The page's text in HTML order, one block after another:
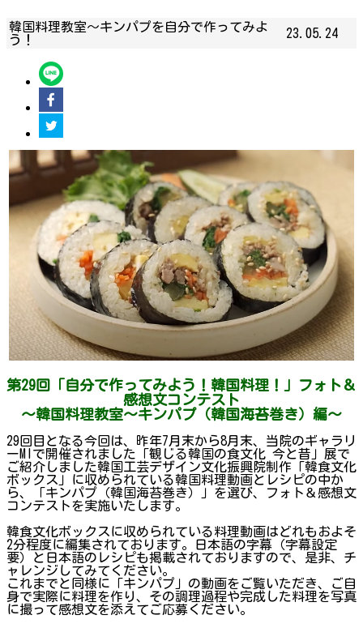
韓国料理教室〜キンパプを自分で作ってみよ
う！
23.05.24
第29回「自分で作ってみよう！韓国料理！」フォト＆
感想文コンテスト
～韓国料理教室〜キンパプ（韓国海苔巻き）編～
29回目となる今回は、昨年7月末から8月末、当院のギャラリ
ーMIで開催されました「観じる韓国の食文化 今と昔」展で
ご紹介しました韓国工芸デザイン文化振興院制作「韓食文化
ボックス」に収められている韓国料理動画とレシピの中か
ら、「キンパプ（韓国海苔巻き）」を選び、フォト＆感想文
コンテストを実施いたします。
韓食文化ボックスに収められている料理動画はどれもおよそ
2分程度に編集されております。日本語の字幕（字幕設定
要）と日本語のレシピも掲載されておりますので、是非、チ
ャレンジしてみてください。
これまでと同様に「キンパプ」の動画をご覧いただき、ご自
身で実際に料理を作り、その調理過程や完成した料理を写真
に撮って感想文を添えてご応募ください。